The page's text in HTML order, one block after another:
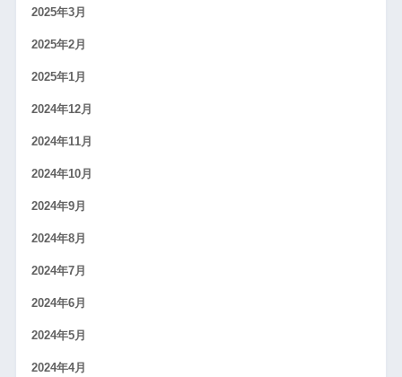
2025年3月
2025年2月
2025年1月
2024年12月
2024年11月
2024年10月
2024年9月
2024年8月
2024年7月
2024年6月
2024年5月
2024年4月